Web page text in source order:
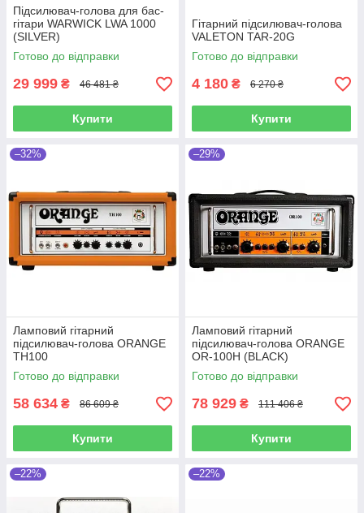
Підсилювач-голова для бас-
гітари WARWICK LWA 1000
(SILVER)
Готово до відправки
29 999 ₴ 46 481 ₴
Купити
Гітарний підсилювач-голова
VALETON TAR-20G
Готово до відправки
4 180 ₴ 6 270 ₴
Купити
–32%
Ламповий гітарний
підсилювач-голова ORANGE
TH100
Готово до відправки
58 634 ₴ 86 609 ₴
Купити
–29%
Ламповий гітарний
підсилювач-голова ORANGE
OR-100H (BLACK)
Готово до відправки
78 929 ₴ 111 406 ₴
Купити
–22% –22%